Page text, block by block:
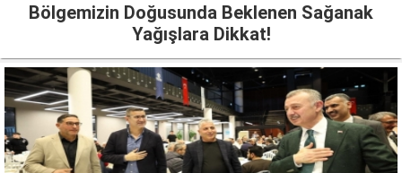
Bölgemizin Doğusunda Beklenen Sağanak
Yağışlara Dikkat!